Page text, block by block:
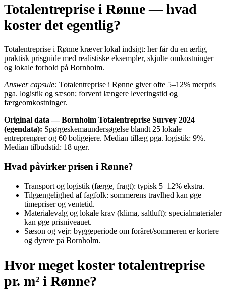
Totalentreprise i Rønne — hvad
koster det egentlig?
Totalentreprise i Rønne kræver lokal indsigt: her får du en ærlig,
praktisk prisguide med realistiske eksempler, skjulte omkostninger
og lokale forhold på Bornholm.
Answer capsule: Totalentreprise i Rønne giver ofte 5–12% merpris
pga. logistik og sæson; forvent længere leveringstid og
færgeomkostninger.
Original data — Bornholm Totalentreprise Survey 2024
(egendata): Spørgeskemaundersøgelse blandt 25 lokale
entreprenører og 60 boligejere. Median tillæg pga. logistik: 9%.
Median tilbudstid: 18 uger.
Hvad påvirker prisen i Rønne?
Transport og logistik (færge, fragt): typisk 5–12% ekstra.
Tilgængelighed af fagfolk: sommerens travlhed kan øge
timepriser og ventetid.
Materialevalg og lokale krav (klima, saltluft): specialmaterialer
kan øge prisniveauet.
Sæson og vejr: byggeperiode om foråret/sommeren er kortere
og dyrere på Bornholm.
Hvor meget koster totalentreprise
pr. m² i Rønne?